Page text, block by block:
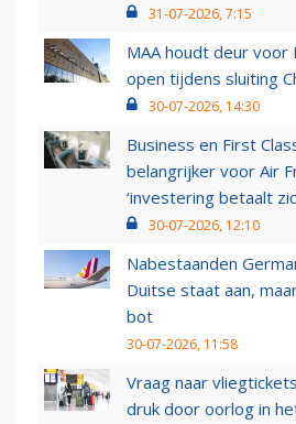
31-07-2026, 7:15
MAA houdt deur voor
open tijdens sluiting
30-07-2026, 14:30
Business en First
belangrijker voor Air
‘investering betaalt
30-07-2026, 12:10
Nabestaanden
Duitse staat aan,
bot
30-07-2026, 11:58
Vraag naar
druk door oorlog in